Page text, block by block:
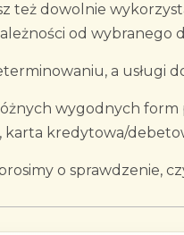
też dowolnie
od wybranego
a usługi
wygodnych form
karta kredytowa/
o sprawdzenie,